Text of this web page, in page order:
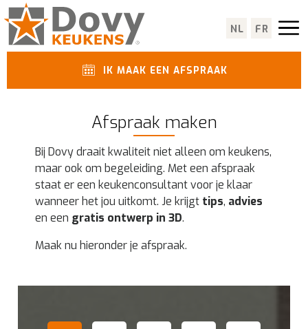
NL FR
IK MAAK EEN AFSPRAAK
Afspraak maken
Bij Dovy draait kwaliteit niet alleen om keukens,
maar ook om begeleiding. Met een afspraak
staat er een keukenconsultant voor je klaar
wanneer het jou uitkomt. Je krijgt tips, advies
en een gratis ontwerp in 3D.
Maak nu hieronder je afspraak.